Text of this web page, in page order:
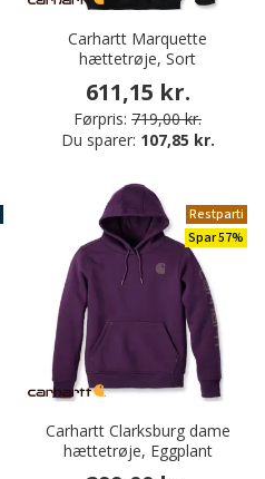
Carhartt Marquette
hættetrøje, Sort
611,15 kr.
Førpris: 719,00 kr.
Du sparer: 107,85 kr.
Restparti
Spar 57%
Carhartt Clarksburg dame
hættetrøje, Eggplant